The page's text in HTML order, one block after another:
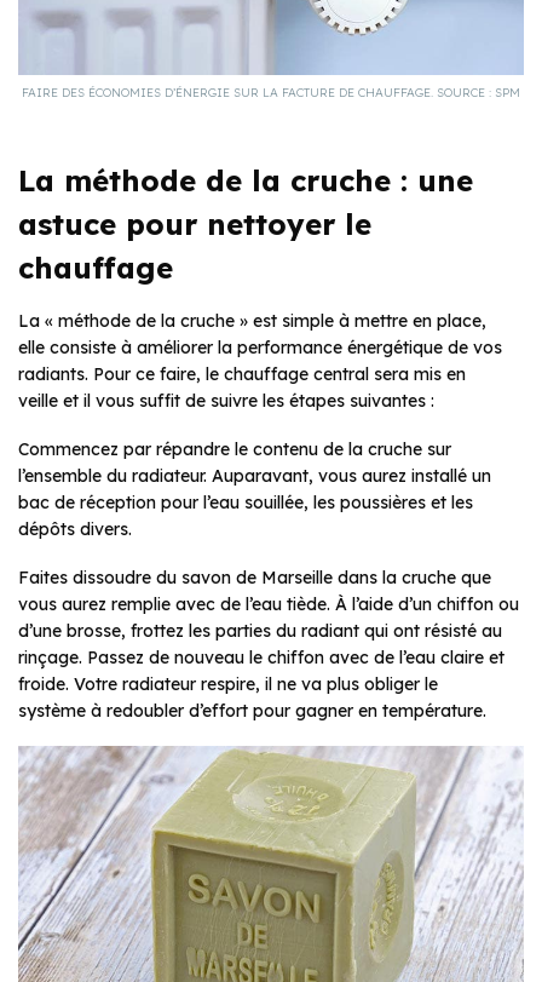
FAIRE DES ÉCONOMIES D’ÉNERGIE SUR LA FACTURE DE CHAUFFAGE. SOURCE : SPM
La méthode de la cruche : une
astuce pour nettoyer le
chauffage
La « méthode de la cruche » est simple à mettre en place,
elle consiste à améliorer la performance énergétique de vos
radiants. Pour ce faire, le chauffage central sera mis en
veille et il vous suffit de suivre les étapes suivantes :
Commencez par répandre le contenu de la cruche sur
l’ensemble du radiateur. Auparavant, vous aurez installé un
bac de réception pour l’eau souillée, les poussières et les
dépôts divers.
Faites dissoudre du savon de Marseille dans la cruche que
vous aurez remplie avec de l’eau tiède. À l’aide d’un chiffon ou
d’une brosse, frottez les parties du radiant qui ont résisté au
rinçage. Passez de nouveau le chiffon avec de l’eau claire et
froide. Votre radiateur respire, il ne va plus obliger le
système à redoubler d’effort pour gagner en température.